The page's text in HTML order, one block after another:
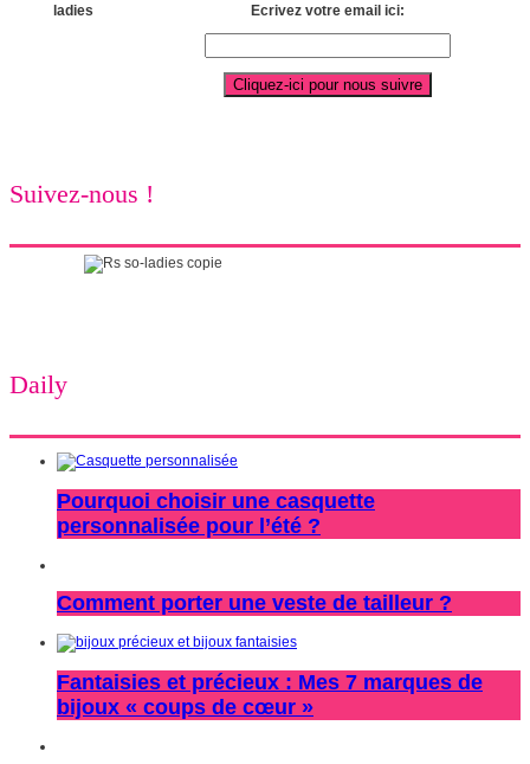
Ecrivez votre email ici:
Suivez-nous !
Daily
Pourquoi choisir une casquette
personnalisée pour l’été ?
Comment porter une veste de tailleur ?
Fantaisies et précieux : Mes 7 marques de
bijoux « coups de cœur »